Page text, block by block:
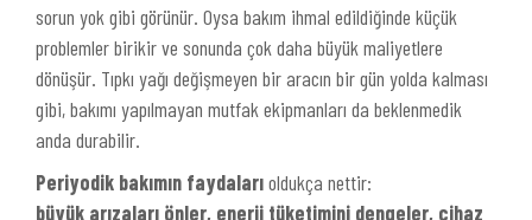
sorun yok gibi görünür. Oysa bakım ihmal edildiğinde küçük
problemler birikir ve sonunda çok daha büyük maliyetlere
dönüşür. Tıpkı yağı değişmeyen bir aracın bir gün yolda kalması
gibi, bakımı yapılmayan mutfak ekipmanları da beklenmedik
anda durabilir.
Periyodik bakımın faydalarıoldukça nettir:
büyük arızaları önler, enerji tüketimini dengeler, cihaz